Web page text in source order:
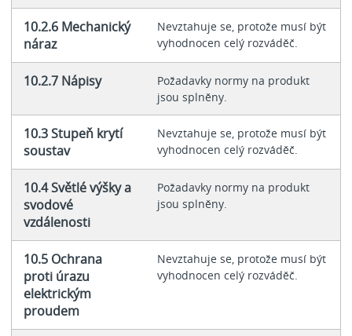
10.2.6 Mechanický
náraz
Nevztahuje se, protože musí být
vyhodnocen celý rozváděč.
10.2.7 Nápisy
Požadavky normy na produkt
jsou splněny.
10.3 Stupeň krytí
soustav
Nevztahuje se, protože musí být
vyhodnocen celý rozváděč.
10.4 Světlé výšky a
svodové
vzdálenosti
Požadavky normy na produkt
jsou splněny.
10.5 Ochrana
proti úrazu
elektrickým
proudem
Nevztahuje se, protože musí být
vyhodnocen celý rozváděč.